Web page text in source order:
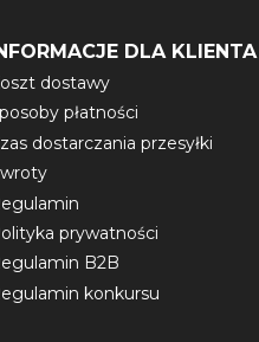
DLA KLIENTA
dostawy
płatności
dostarczania przesyłki
prywatności
B2B
konkursu